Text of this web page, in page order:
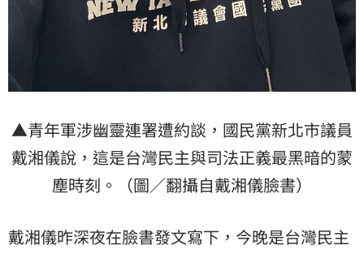
▲青年軍涉幽靈連署遭約談，國民黨新北市議員
戴湘儀說，這是台灣民主與司法正義最黑暗的蒙
塵時刻。（圖／翻攝自戴湘儀臉書）
戴湘儀昨深夜在臉書發文寫下，今晚是台灣民主